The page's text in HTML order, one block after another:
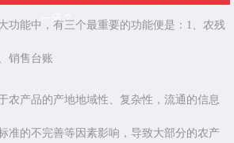
一环？
功能中，有三个最重要的功能便是：1、农残
销售台账
农产品的产地地域性、复杂性，流通的信息
准的不完善等因素影响，导致大部分的农产